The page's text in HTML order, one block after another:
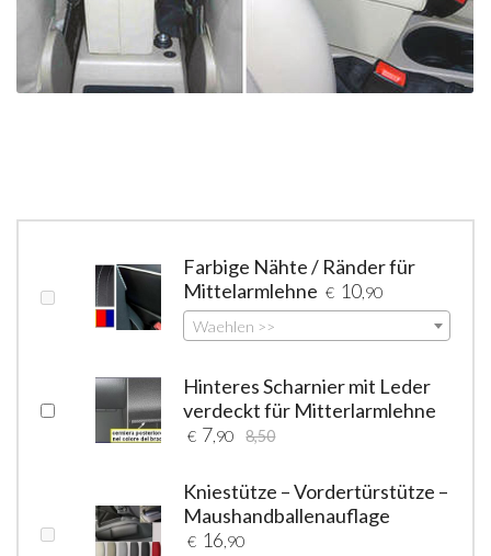
Farbige Nähte / Ränder für
Mittelarmlehne € 10 ,90
Waehlen >>
Hinteres Scharnier mit Leder
verdeckt für Mitterlarmlehne
€ 7 ,90 8,50
Kniestütze – Vordertürstütze –
Maushandballenauflage
€ 16 ,90